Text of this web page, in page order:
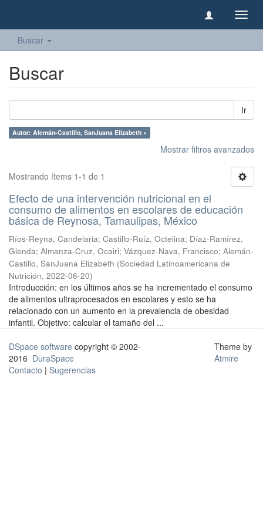
Buscar
Buscar
Ir
Autor: Alemán-Castillo, SanJuana Elizabeth ×
Mostrar filtros avanzados
Mostrando ítems 1-1 de 1
Efecto de una intervención nutricional en el
consumo de alimentos en escolares de educación
básica de Reynosa, Tamaulipas, México
Ríos-Reyna, Candelaria; Castillo-Ruíz, Octelina; Díaz-Ramírez,
Glenda; Almanza-Cruz, Ocairi; Vázquez-Nava, Francisco; Alemán-
Castillo, SanJuana Elizabeth (Sociedad Latinoamericana de
Nutrición, 2022-06-20)
Introducción: en los últimos años se ha incrementado el consumo
de alimentos ultraprocesados en escolares y esto se ha
relacionado con un aumento en la prevalencia de obesidad
infantil. Objetivo: calcular el tamaño del ...
DSpace software copyright © 2002-
2016 DuraSpace
Contacto | Sugerencias
Theme by
Atmire